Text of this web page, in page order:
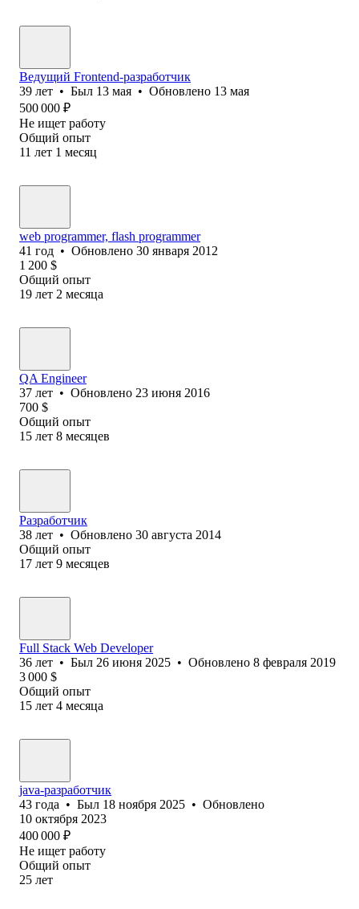
Ведущий Frontend-разработчик
39 лет • Был 13 мая • Обновлено 13 мая
500 000 ₽
Не ищет работу
Общий опыт
11 лет 1 месяц
web programmer, flash programmer
41 год • Обновлено 30 января 2012
1 200 $
Общий опыт
19 лет 2 месяца
QA Engineer
37 лет • Обновлено 23 июня 2016
700 $
Общий опыт
15 лет 8 месяцев
Разработчик
38 лет • Обновлено 30 августа 2014
Общий опыт
17 лет 9 месяцев
Full Stack Web Developer
36 лет • Был 26 июня 2025 • Обновлено 8 февраля 2019
3 000 $
Общий опыт
15 лет 4 месяца
java-разработчик
43 года • Был 18 ноября 2025 • Обновлено
10 октября 2023
400 000 ₽
Не ищет работу
Общий опыт
25 лет